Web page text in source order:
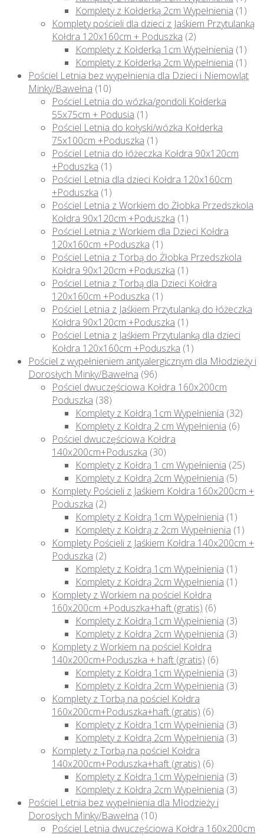
Komplety z Kołderką 2cm Wypełnienia (1)
Komplety pościeli dla dzieci z Jaśkiem Przytulanką
Kołdra 120x160cm + Poduszka (2)
Komplety z Kołderką 1cm Wypełnienia (1)
Komplety z Kołderką 2cm Wypełnienia (1)
Pościel Letnia bez wypełnienia dla Dzieci i Niemowląt
Minky/Bawełna (10)
Pościel Letnia do wózka/gondoli Kołderka
55x75cm + Podusia (1)
Pościel Letnia do kołyski/wózka Kołderka
75x100cm +Poduszka (1)
Pościel Letnia do łóżeczka Kołdra 90x120cm
+Poduszka (1)
Pościel Letnia dla dzieci Kołdra 120x160cm
+Poduszka (1)
Pościel Letnia z Workiem do Żłobka Przedszkola
Kołdra 90x120cm +Poduszka (1)
Pościel Letnia z Workiem dla Dzieci Kołdra
120x160cm +Poduszka (1)
Pościel Letnia z Torbą do Żłobka Przedszkola
Kołdra 90x120cm +Poduszka (1)
Pościel Letnia z Torbą dla Dzieci Kołdra
120x160cm +Poduszka (1)
Pościel Letnia z Jaśkiem Przytulanką do łóżeczka
Kołdra 90x120cm +Poduszka (1)
Pościel Letnia z Jaśkiem Przytulanką dla dzieci
Kołdra 120x160cm +Poduszka (1)
Pościel z wypełnieniem antyalergicznym dla Młodzieży i
Dorosłych Minky/Bawełna (96)
Pościel dwuczęściowa Kołdra 160x200cm
Poduszka (38)
Komplety z Kołdrą 1cm Wypełnienia (32)
Komplety z Kołdrą 2 cm Wypełnienia (6)
Pościel dwuczęściowa Kołdra
140x200cm+Poduszka (30)
Komplety z Kołdrą 1 cm Wypełnienia (25)
Komplety z Kołdrą 2cm Wypełnienia (5)
Komplety Pościeli z Jaśkiem Kołdra 160x200cm +
Poduszka (2)
Komplety z Kołdrą 1cm Wypełnienia (1)
Komplety z Kołdrą z 2cm Wypełnienia (1)
Komplety Pościeli z Jaśkiem Kołdra 140x200cm +
Poduszka (2)
Komplety z Kołdrą 1cm Wypełnienia (1)
Komplety z Kołdrą 2cm Wypełnienia (1)
Komplety z Workiem na pościel Kołdra
160x200cm +Poduszka+haft (gratis) (6)
Komplety z Kołdrą 1cm Wypełnienia (3)
Komplety z Kołdrą 2cm Wypełnienia (3)
Komplety z Workiem na pościel Kołdra
140x200cm+Poduszka + haft (gratis) (6)
Komplety z Kołdrą 1cm Wypełnienia (3)
Komplety z Kołdrą 2cm Wypełnienia (3)
Komplety z Torbą na pościel Kołdra
160x200cm+Poduszka+haft (gratis) (6)
Komplety z Kołdrą 1cm Wypełnienia (3)
Komplety z Kołdrą 2cm Wypełnienia (3)
Komplety z Torbą na pościel Kołdra
140x200cm+Poduszka+haft (gratis) (6)
Komplety z Kołdrą 1cm Wypełnienia (3)
Komplety z Kołdrą 2cm Wypełnienia (3)
Pościel Letnia bez wypełnienia dla Młodzieży i
Dorosłych Minky/Bawełna (10)
Pościel Letnia dwuczęściowa Kołdra 160x200cm